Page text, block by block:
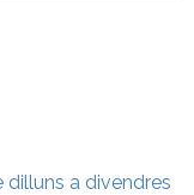
a divendres